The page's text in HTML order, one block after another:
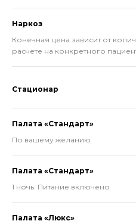
Наркоз
Конечная цена зависит от
расчете на конкретного
Стационар
Палата «Стандарт»
По вашему желанию
Палата «Стандарт»
1 ночь. Питание включено
Палата «Люкс»